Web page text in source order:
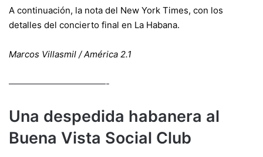
A continuación, la nota del New York Times, con los
detalles del concierto final en La Habana.
Marcos Villasmil / América 2.1
———————————-
Una despedida habanera al
Buena Vista Social Club